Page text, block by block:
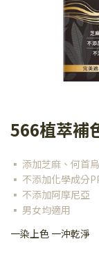
566植萃補
▪ 添加芝麻、何首
▪ 不添加化學成分
▪ 不添加阿摩尼亞
▪ 男女均適用
一染上色 一沖乾淨